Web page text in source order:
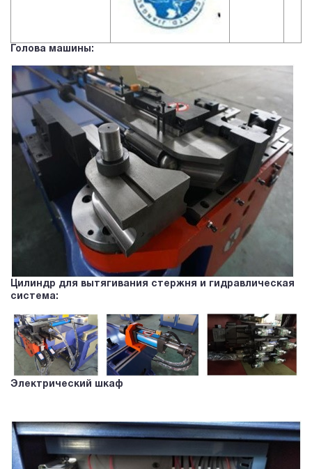
Голова машины:
Цилиндр для вытягивания стержня и гидравлическая
система:
Электрический шкаф